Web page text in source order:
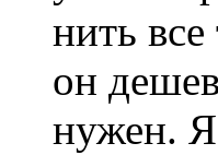
нить
он
нужен. Я